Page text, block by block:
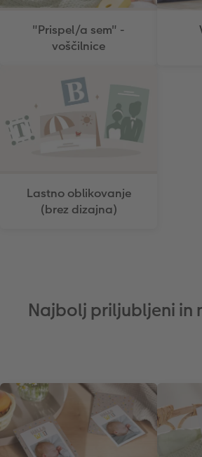
XXL Retro fotografija
"Prispel/a sem" -
voščilnice
Lastno oblikovanje
(brez dizajna)
Najbolj priljubljeni in